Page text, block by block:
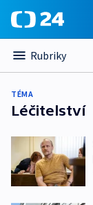
Rubriky
TÉMA
Léčitelství